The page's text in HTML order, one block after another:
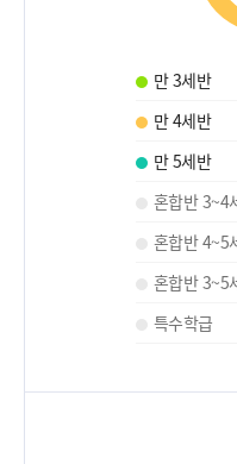
만 3세반
만 4세반
만 5세반
혼합반 3~4
혼합반 4~5
혼합반 3~5
특수학급